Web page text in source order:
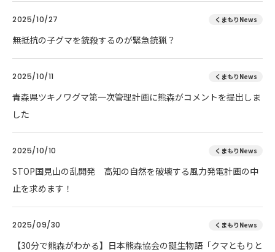
2025/10/27 くまもりNews
無抵抗の子グマを銃殺するのが緊急銃猟？
2025/10/11 くまもりNews
青森県ツキノワグマ第一次管理計画に熊森がコメントを提出しま
した
2025/10/10 くまもりNews
STOP国見山の乱開発 高知の自然を破壊する風力発電計画の中
止を求めます！
2025/09/30 くまもりNews
【30分で熊森がわかる】日本熊森協会の誕生物語「クマともりと